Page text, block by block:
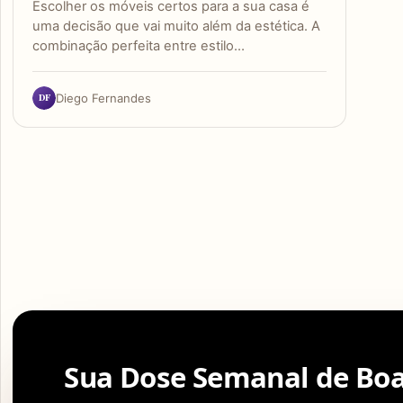
Escolher os móveis certos para a sua casa é
uma decisão que vai muito além da estética. A
combinação perfeita entre estilo…
DF Diego Fernandes
Sua Dose Semanal de